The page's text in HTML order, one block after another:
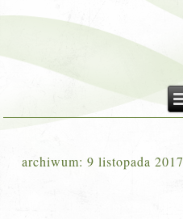
archiwum:9 listopada 2017